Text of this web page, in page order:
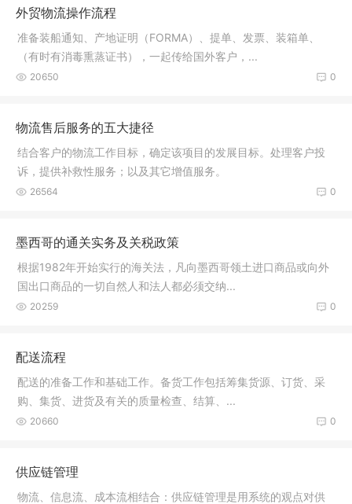
外贸物流操作流程
准备装船通知、产地证明（FORMA）、提单、发票、装箱单、
（有时有消毒熏蒸证书），一起传给国外客户，...
0
20650
物流售后服务的五大捷径
结合客户的物流工作目标，确定该项目的发展目标。处理客户投
诉，提供补救性服务；以及其它增值服务。
0
26564
墨西哥的通关实务及关税政策
根据1982年开始实行的海关法，凡向墨西哥领土进口商品或向外
国出口商品的一切自然人和法人都必须交纳...
0
20259
配送流程
配送的准备工作和基础工作。备货工作包括筹集货源、订货、采
购、集货、进货及有关的质量检查、结算、...
0
20660
供应链管理
物流、信息流、成本流相结合：供应链管理是用系统的观点对供